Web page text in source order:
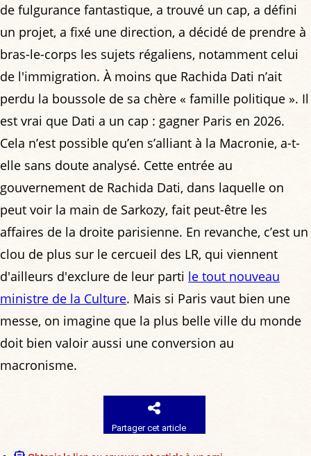
de fulgurance fantastique, a trouvé un cap, a défini
un projet, a fixé une direction, a décidé de prendre à
bras-le-corps les sujets régaliens, notamment celui
de l'immigration. À moins que Rachida Dati n’ait
perdu la boussole de sa chère « famille politique ». Il
est vrai que Dati a un cap : gagner Paris en 2026.
Cela n’est possible qu’en s’alliant à la Macronie, a-t-
elle sans doute analysé. Cette entrée au
gouvernement de Rachida Dati, dans laquelle on
peut voir la main de Sarkozy, fait peut-être les
affaires de la droite parisienne. En revanche, c’est un
clou de plus sur le cercueil des LR, qui viennent
d'ailleurs d'exclure de leur parti le tout nouveau
ministre de la Culture. Mais si Paris vaut bien une
messe, on imagine que la plus belle ville du monde
doit bien valoir aussi une conversion au
macronisme.
Partager cet article